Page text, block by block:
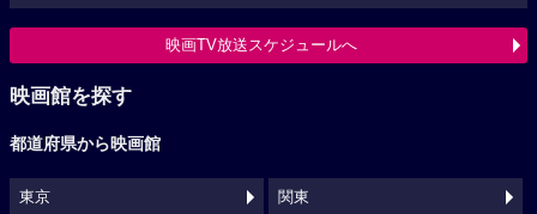
映画TV放送スケジュールへ
映画館を探す
都道府県から映画館
東京 関東